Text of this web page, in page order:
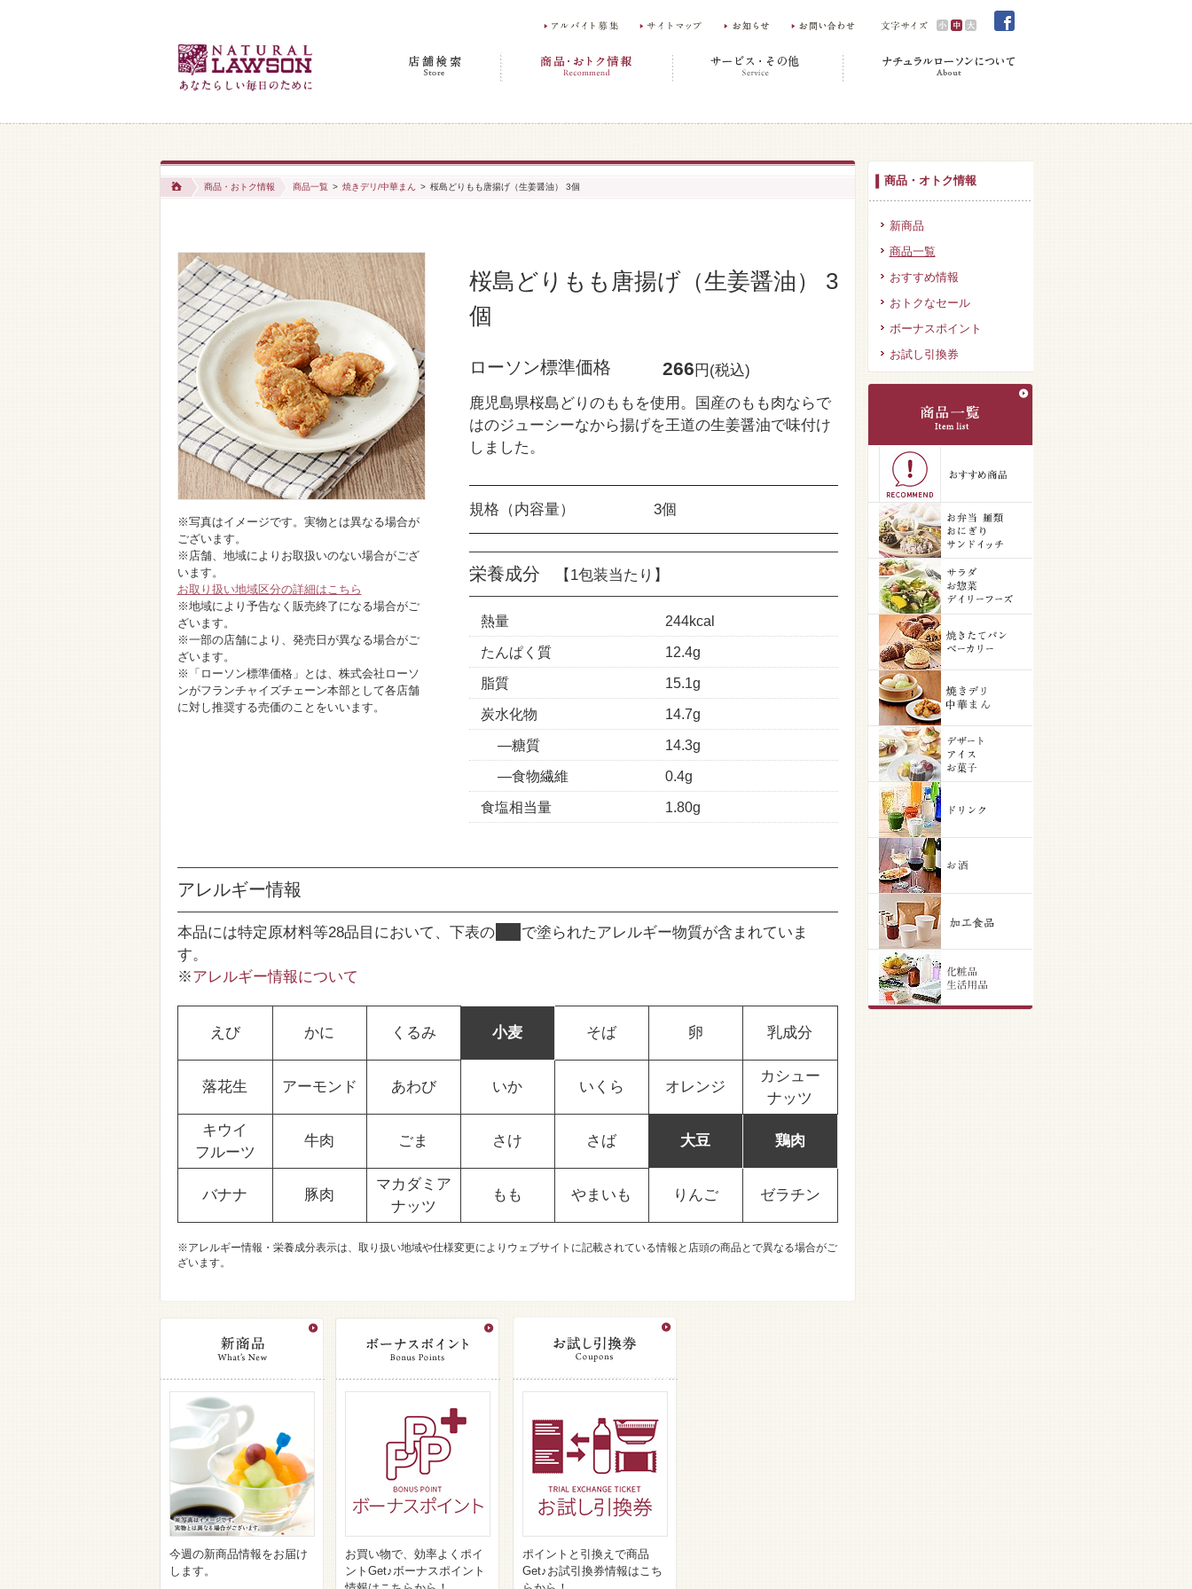
商品・おトク情報 商品一覧 > 焼きデリ/中華まん > 桜島どりもも唐揚げ（生姜醤油） 3個
桜島どりもも唐揚げ（生姜醤油） 3
個
ローソン標準価格 266 円(税込)
鹿児島県桜島どりのももを使用。国産のもも肉ならで
はのジューシーなから揚げを王道の生姜醤油で味付け
しました。
規格（内容量） 3個
栄養成分 【1包装当たり】
熱量
244kcal
たんぱく質
12.4g
脂質
15.1g
炭水化物
14.7g
糖質
14.3g
食物繊維
0.4g
食塩相当量
1.80g
※写真はイメージです。実物とは異なる場合が
ございます。
※店舗、地域によりお取扱いのない場合がござ
います。
お取り扱い地域区分の詳細はこちら
※地域により予告なく販売終了になる場合がご
ざいます。
※一部の店舗により、発売日が異なる場合がご
ざいます。
※「ローソン標準価格」とは、株式会社ローソ
ンがフランチャイズチェーン本部として各店舗
に対し推奨する売価のことをいいます。
アレルギー情報
本品には特定原材料等28品目において、下表の
で塗られたアレルギー物質が含まれていま
す。
※アレルギー情報について
えび かに くるみ 小麦 そば 卵 乳成分
落花生 アーモンド あわび いか いくら オレンジ
カシュー
ナッツ
キウイ
フルーツ
牛肉 ごま さけ さば 大豆 鶏肉
バナナ 豚肉
マカダミア
ナッツ
もも やまいも りんご ゼラチン
※アレルギー情報・栄養成分表示は、取り扱い地域や仕様変更によりウェブサイトに記載されている情報と店頭の商品とで異なる場合がご
ざいます。
今週の新商品情報をお届け
します。
お買い物で、効率よくポイ
ントGet♪ボーナスポイント
ポイントと引換えで商品
Get♪お試引換券情報はこち
商品・オトク情報
新商品
商品一覧
おすすめ情報
おトクなセール
ボーナスポイント
お試し引換券